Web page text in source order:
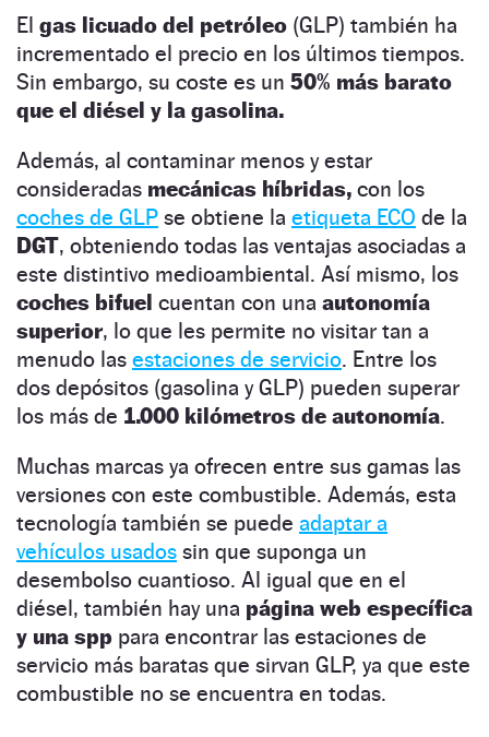
El gas licuado del petróleo (GLP) también ha
incrementado el precio en los últimos tiempos.
Sin embargo, su coste es un 50% más barato
que el diésel y la gasolina.
Además, al contaminar menos y estar
consideradas mecánicas híbridas, con los
coches de GLP se obtiene la etiqueta ECO de la
DGT, obteniendo todas las ventajas asociadas a
este distintivo medioambiental. Así mismo, los
coches bifuel cuentan con una autonomía
superior, lo que les permite no visitar tan a
menudo las estaciones de servicio. Entre los
dos depósitos (gasolina y GLP) pueden superar
los más de 1.000 kilómetros de autonomía.
Muchas marcas ya ofrecen entre sus gamas las
versiones con este combustible. Además, esta
tecnología también se puede adaptar a
vehículos usados sin que suponga un
desembolso cuantioso. Al igual que en el
diésel, también hay una página web específica
y una spp para encontrar las estaciones de
servicio más baratas que sirvan GLP, ya que este
combustible no se encuentra en todas.